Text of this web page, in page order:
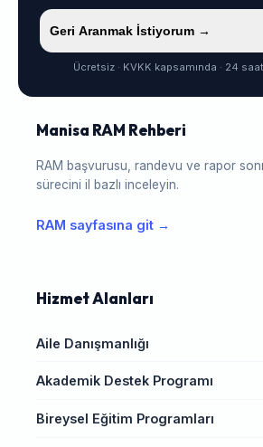
Geri Aranmak İstiyorum →
Ücretsiz · KVKK kapsamında · 24
Manisa RAM Rehberi
RAM başvurusu, randevu ve rapor
sürecini il bazlı inceleyin.
RAM sayfasına git →
Hizmet Alanları
Aile Danışmanlığı
Akademik Destek Programı
Bireysel Eğitim Programları